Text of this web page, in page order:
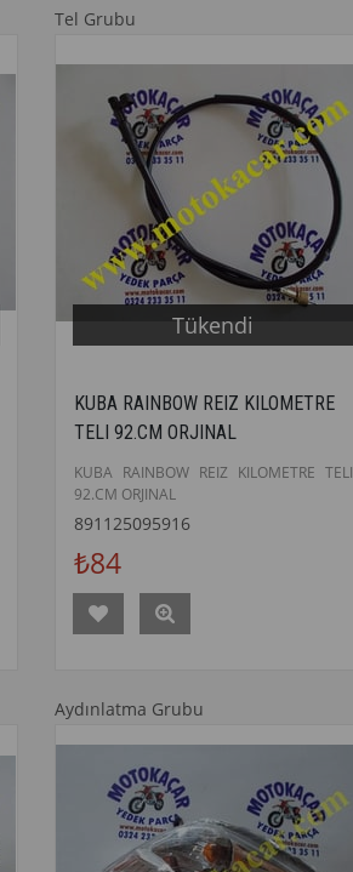
Tel Grubu
Tükendi
KUBA RAINBOW REIZ KILOMETRE
TELI 92.CM ORJINAL
KUBA RAINBOW REIZ KILOMETRE TELI
92.CM ORJINAL
891125095916
₺84
Aydınlatma Grubu